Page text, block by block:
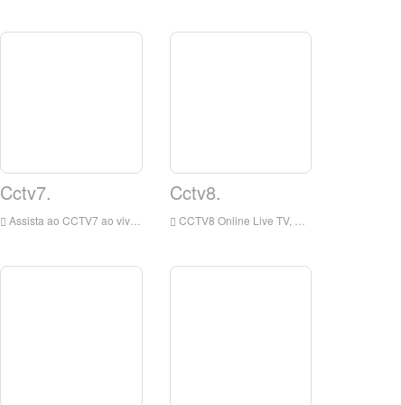
Cctv7.
Assista ao CCTV7 ao vivo on-line. A transmissão ao vivo do CCTV7 era originalmente as crianças, militares, agricultura e ciência e tecnologia de tecnologia da China Central Television. É uma transmissão de canal de serviço público em mandarim de propriedade da China Central Television.
Cctv8.
CCTV8 Online Live TV, CCTV-8 adota a combinação de locais e estrangeiros, auto-feitos e aquisições na seleção de repertórios, para fornecer uma ampla gama de programas de drama de TV para o público, para alcançar vários tipos, vários estilos e vários tipos Níveis de repertórios, refinados e populares, adequados para todas as idades.